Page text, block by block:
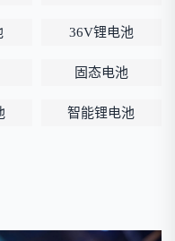
36V锂电池
固态电池
智能锂电池